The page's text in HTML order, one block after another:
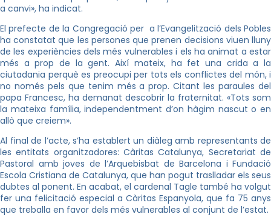
a canvi», ha indicat.
El prefecte de la Congregació per a l’Evangelització dels Pobles
ha constatat que les persones que prenen decisions viuen lluny
de les experiències dels més vulnerables i els ha animat a estar
més a prop de la gent. Així mateix, ha fet una crida a la
ciutadania perquè es preocupi per tots els conflictes del món, i
no només pels que tenim més a prop. Citant les paraules del
papa Francesc, ha demanat descobrir la fraternitat. «Tots som
la mateixa família, independentment d’on hàgim nascut o en
allò que creiem».
Al final de l’acte, s’ha establert un diàleg amb representants de
les entitats organitzadores: Càritas Catalunya, Secretariat de
Pastoral amb joves de l’Arquebisbat de Barcelona i Fundació
Escola Cristiana de Catalunya, que han pogut traslladar els seus
dubtes al ponent. En acabat, el cardenal Tagle també ha volgut
fer una felicitació especial a Càritas Espanyola, que fa 75 anys
que treballa en favor dels més vulnerables al conjunt de l’estat.